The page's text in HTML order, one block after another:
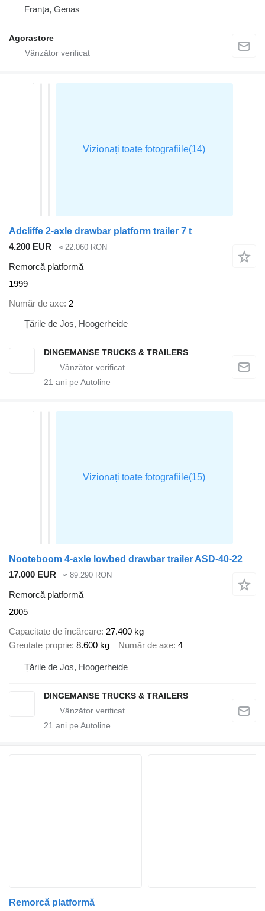
Franţa, Genas
Agorastore
Adcliffe 2-axle drawbar platform trailer 7 t
4.200 EUR
≈ 22.060 RON
Remorcă platformă
1999
Număr de axe 2
Țările de Jos, Hoogerheide
DINGEMANSE TRUCKS & TRAILERS
21 ani pe Autoline
Nooteboom 4-axle lowbed drawbar trailer ASD-40-22
17.000 EUR
≈ 89.290 RON
Remorcă platformă
2005
Capacitate de încărcare 27.400 kg
Greutate proprie 8.600 kg Număr de axe 4
Țările de Jos, Hoogerheide
DINGEMANSE TRUCKS & TRAILERS
21 ani pe Autoline
Remorcă platformă